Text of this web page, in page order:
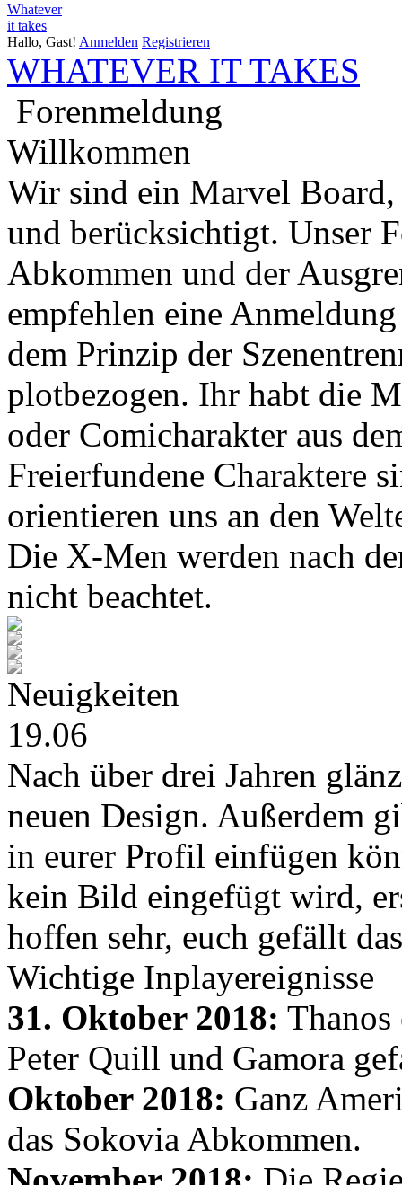
Whatever
it takes
Hallo, Gast! Anmelden Registrieren
WHATEVER IT TAKES
Forenmeldung
Willkommen
Wir sind ein Marvel
und berücksichtigt. Unser
Abkommen und der
empfehlen eine
dem Prinzip der
plotbezogen. Ihr habt die
oder Comicharakter aus
Freierfundene Charaktere
orientieren uns an den
Die X-Men werden nach
nicht beachtet.
Neuigkeiten
19.06
Nach über drei Jahren
neuen Design. Außerdem
in eurer Profil einfügen
kein Bild eingefügt wird,
hoffen sehr, euch gefällt
Wichtige Inplayereignisse
31. Oktober 2018:
Peter Quill und Gamora
Oktober 2018: Ganz
das Sokovia Abkommen.